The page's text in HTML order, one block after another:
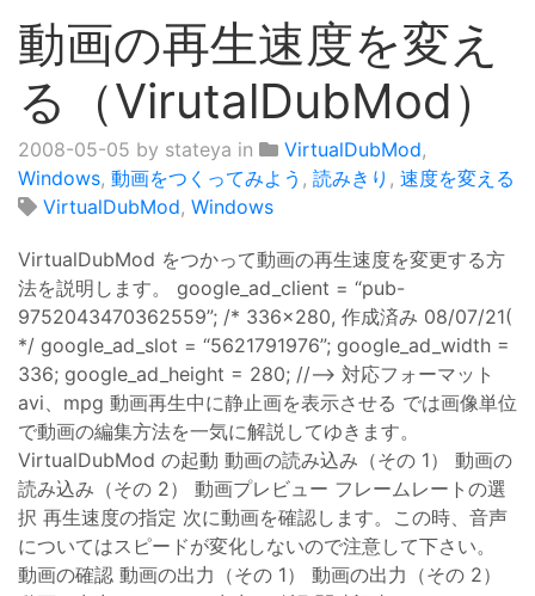
動画の再生速度を変え
る（VirutalDubMod）
2008-05-05 by stateya in VirtualDubMod,
Windows, 動画をつくってみよう , 読みきり , 速度を変える
VirtualDubMod, Windows
VirtualDubMod をつかって動画の再生速度を変更する方
法を説明します。 google_ad_client = “pub-
9752043470362559”; /* 336x280, 作成済み 08/07/21(
*/ google_ad_slot = “5621791976”; google_ad_width =
336; google_ad_height = 280; //–> 対応フォーマット
avi、mpg 動画再生中に静止画を表示させる では画像単位
で動画の編集方法を一気に解説してゆきます。
VirtualDubMod の起動 動画の読み込み（その 1） 動画の
読み込み（その 2） 動画プレビュー フレームレートの選
択 再生速度の指定 次に動画を確認します。この時、音声
についてはスピードが変化しないので注意して下さい。
動画の確認 動画の出力（その 1） 動画の出力（その 2）